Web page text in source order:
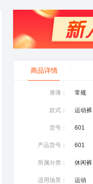
商品详情
厚薄： 常规
款式： 运动裤
货号： 601
产品货号： 601
所属分类： 休闲裤
适用场景： 运动